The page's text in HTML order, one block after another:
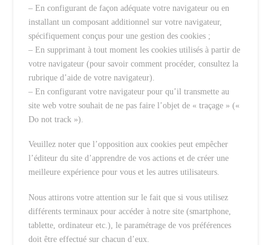
– En configurant de façon adéquate votre navigateur ou en
installant un composant additionnel sur votre navigateur,
spécifiquement conçus pour une gestion des cookies ;
– En supprimant à tout moment les cookies utilisés à partir de
votre navigateur (pour savoir comment procéder, consultez la
rubrique d’aide de votre navigateur).
– En configurant votre navigateur pour qu’il transmette au
site web votre souhait de ne pas faire l’objet de « traçage » («
Do not track »).
Veuillez noter que l’opposition aux cookies peut empêcher
l’éditeur du site d’apprendre de vos actions et de créer une
meilleure expérience pour vous et les autres utilisateurs.
Nous attirons votre attention sur le fait que si vous utilisez
différents terminaux pour accéder à notre site (smartphone,
tablette, ordinateur etc.), le paramétrage de vos préférences
doit être effectué sur chacun d’eux.